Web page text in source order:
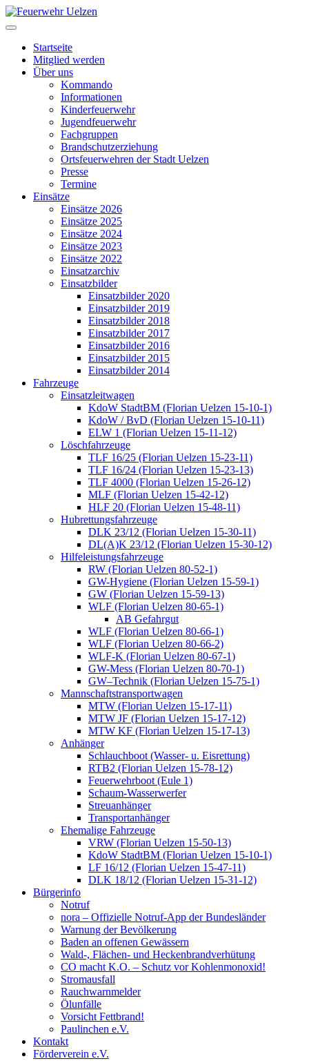
Startseite
Mitglied werden
Über uns
Kommando
Informationen
Kinderfeuerwehr
Jugendfeuerwehr
Fachgruppen
Brandschutzerziehung
Ortsfeuerwehren der Stadt Uelzen
Presse
Termine
Einsätze
Einsätze 2026
Einsätze 2025
Einsätze 2024
Einsätze 2023
Einsätze 2022
Einsatzarchiv
Einsatzbilder
Einsatzbilder 2020
Einsatzbilder 2019
Einsatzbilder 2018
Einsatzbilder 2017
Einsatzbilder 2016
Einsatzbilder 2015
Einsatzbilder 2014
Fahrzeuge
Einsatzleitwagen
KdoW StadtBM (Florian Uelzen 15-10-1)
KdoW / BvD (Florian Uelzen 15-10-11)
ELW 1 (Florian Uelzen 15-11-12)
Löschfahrzeuge
TLF 16/25 (Florian Uelzen 15-23-11)
TLF 16/24 (Florian Uelzen 15-23-13)
TLF 4000 (Florian Uelzen 15-26-12)
MLF (Florian Uelzen 15-42-12)
HLF 20 (Florian Uelzen 15-48-11)
Hubrettungsfahrzeuge
DLK 23/12 (Florian Uelzen 15-30-11)
DL(A)K 23/12 (Florian Uelzen 15-30-12)
Hilfeleistungsfahrzeuge
RW (Florian Uelzen 80-52-1)
GW-Hygiene (Florian Uelzen 15-59-1)
GW (Florian Uelzen 15-59-13)
WLF (Florian Uelzen 80-65-1)
AB Gefahrgut
WLF (Florian Uelzen 80-66-1)
WLF (Florian Uelzen 80-66-2)
WLF-K (Florian Uelzen 80-67-1)
GW-Mess (Florian Uelzen 80-70-1)
GW–Technik (Florian Uelzen 15-75-1)
Mannschaftstransportwagen
MTW (Florian Uelzen 15-17-11)
MTW JF (Florian Uelzen 15-17-12)
MTW KF (Florian Uelzen 15-17-13)
Anhänger
Schlauchboot (Wasser- u. Eisrettung)
RTB2 (Florian Uelzen 15-78-12)
Feuerwehrboot (Eule 1)
Schaum-Wasserwerfer
Streuanhänger
Transportanhänger
Ehemalige Fahrzeuge
VRW (Florian Uelzen 15-50-13)
KdoW StadtBM (Florian Uelzen 15-10-1)
LF 16/12 (Florian Uelzen 15-47-11)
DLK 18/12 (Florian Uelzen 15-31-12)
Bürgerinfo
Notruf
nora – Offizielle Notruf-App der Bundesländer
Warnung der Bevölkerung
Baden an offenen Gewässern
Wald-, Flächen- und Heckenbrandverhütung
CO macht K.O. – Schutz vor Kohlenmonoxid!
Stromausfall
Rauchwarnmelder
Ölunfälle
Vorsicht Fettbrand!
Paulinchen e.V.
Kontakt
Förderverein e.V.